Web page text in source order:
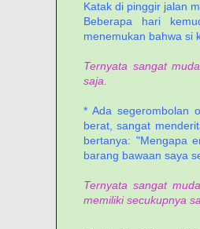
Katak di pinggir jalan
Beberapa hari
menemukan bahwa si
Ternyata sangat
saja.
* Ada segerombolan
berat, sangat
bertanya: "Mengapa
barang bawaan saya
Ternyata sangat
memiliki secukupnya